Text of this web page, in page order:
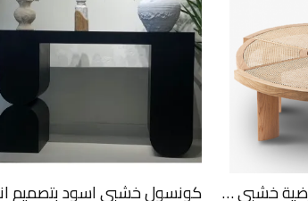
طاولة تقديم خدمة أرضية خشبي مدور 120*120*33سم